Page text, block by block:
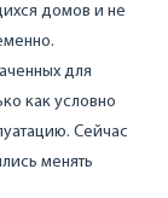
домов и не
для
как условно
Сейчас
менять